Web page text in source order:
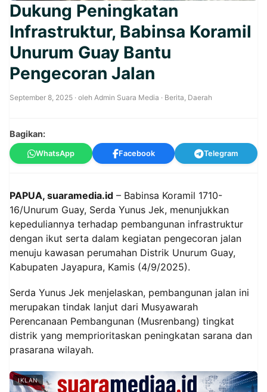
Dukung Peningkatan
Infrastruktur, Babinsa Koramil
Unurum Guay Bantu
Pengecoran Jalan
September 8, 2025 · oleh Admin Suara Media · Berita, Daerah
Bagikan:
WhatsApp Facebook Telegram
PAPUA, suaramedia.id – Babinsa Koramil 1710-
16/Unurum Guay, Serda Yunus Jek, menunjukkan
kepeduliannya terhadap pembangunan infrastruktur
dengan ikut serta dalam kegiatan pengecoran jalan
menuju kawasan perumahan Distrik Unurum Guay,
Kabupaten Jayapura, Kamis (4/9/2025).
Serda Yunus Jek menjelaskan, pembangunan jalan ini
merupakan tindak lanjut dari Musyawarah
Perencanaan Pembangunan (Musrenbang) tingkat
distrik yang memprioritaskan peningkatan sarana dan
prasarana wilayah.
IKLAN